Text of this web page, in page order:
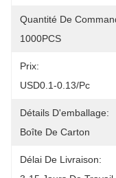
Quantité De
1000PCS
Prix:
USD0.1-0.13/pc
Détails D'emballage:
Boîte De Carton
Délai De Livraison: